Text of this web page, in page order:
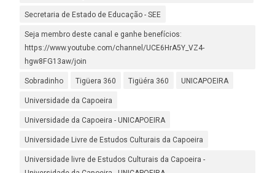
Secretaria de Estado de Educação - SEE
Seja membro deste canal e ganhe benefícios:
https://www.youtube.com/channel/UCE6HrA5Y_VZ4-
hgw8FG13aw/join
Sobradinho Tigüera 360 Tigüéra 360 UNICAPOEIRA
Universidade da Capoeira
Universidade da Capoeira - UNICAPOEIRA
Universidade Livre de Estudos Culturais da Capoeira
Universidade livre de Estudos Culturais da Capoeira -